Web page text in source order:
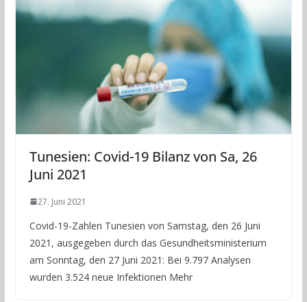
Tunesien: Covid-19 Bilanz von Sa, 26
Juni 2021
27. Juni 2021
Covid-19-Zahlen Tunesien von Samstag, den 26 Juni
2021, ausgegeben durch das Gesundheitsministerium
am Sonntag, den 27 Juni 2021: Bei 9.797 Analysen
wurden 3.524 neue Infektionen Mehr